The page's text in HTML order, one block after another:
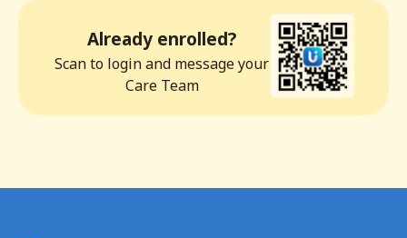
Already enrolled?
Scan to login and message your
Care Team